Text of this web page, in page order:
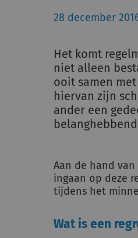
28 december
Het komt
niet alleen
ooit samen
hiervan zijn
ander een
Aan de hand
ingaan op deze
tijdens het
Wat is een